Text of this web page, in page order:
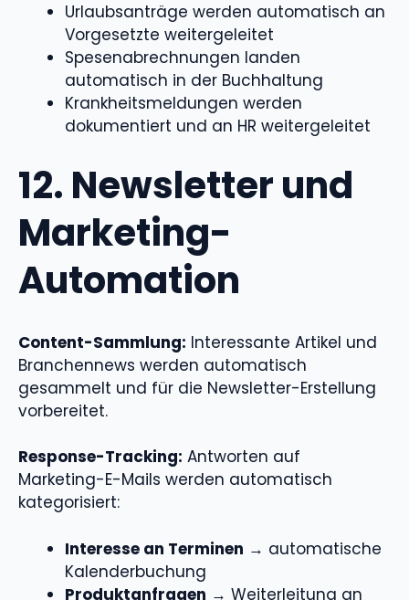
Urlaubsanträge werden automatisch an
Vorgesetzte weitergeleitet
Spesenabrechnungen landen
automatisch in der Buchhaltung
Krankheitsmeldungen werden
dokumentiert und an HR weitergeleitet
12. Newsletter und
Marketing-
Automation
Content-Sammlung: Interessante Artikel und
Branchennews werden automatisch
gesammelt und für die Newsletter-Erstellung
vorbereitet.
Response-Tracking: Antworten auf
Marketing-E-Mails werden automatisch
kategorisiert:
Interesse an Terminen → automatische
Kalenderbuchung
Produktanfragen → Weiterleitung an